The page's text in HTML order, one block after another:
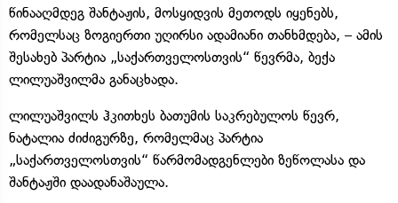
წინააღმდეგ შანტაჟის, მოსყიდვის მეთოდს იყენებს,
რომელსაც ზოგიერთი უღირსი ადამიანი თანხმდება, – ამის
შესახებ პარტია „საქართველოსთვის“ წევრმა, ბექა
ლილუაშვილმა განაცხადა.
ლილუაშვილს ჰკითხეს ბათუმის საკრებულოს წევრ,
ნატალია ძიძიგურზე, რომელმაც პარტია
„საქართველოსთვის“ წარმომადგენლები ზეწოლასა და
შანტაჟში დაადანაშაულა.